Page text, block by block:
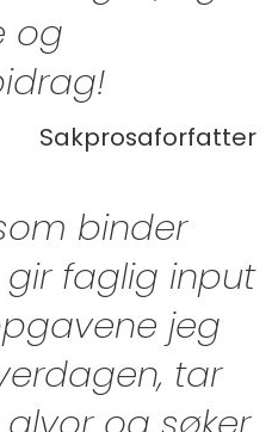
og
Sakprosaforfatter
binder
faglig input
jeg
tar